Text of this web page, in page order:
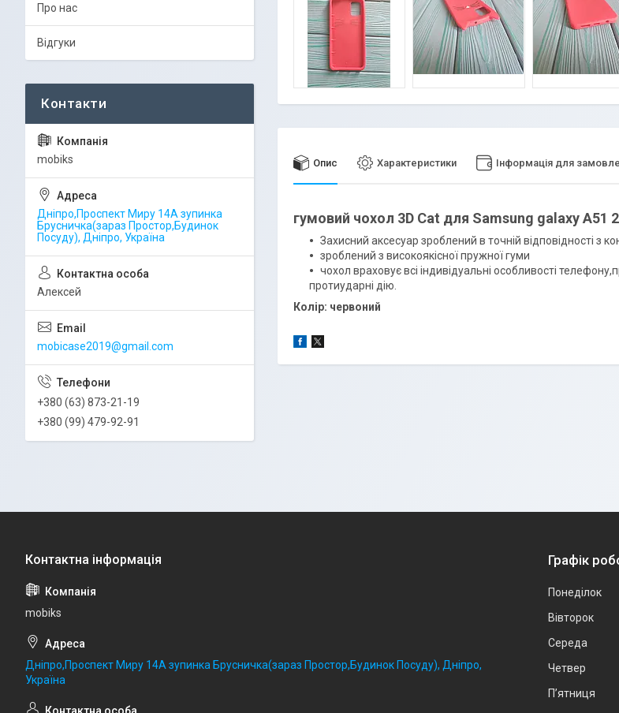
Опис Характеристики Інформація для
гумовий чохол 3D Cat для Samsung galaxy A51
Захисний аксесуар зроблений в точній відповідності з
зроблений з високоякісної пружної гуми
чохол враховує всі індивідуальні особливості
протиударні дію.
Колір: червоний
Про нас
Відгуки
mobiks
Дніпро,Проспект Миру 14А зупинка
Брусничка(зараз Простор,Будинок
Посуду), Дніпро, Україна
Алексей
mobicase2019@gmail.com
+380 (63) 873-21-19
+380 (99) 479-92-91
mobiks
Дніпро,Проспект Миру 14А зупинка Брусничка(зараз Простор,Будинок Посуду), Дніпро,
Україна
Графік
Понеділок
Вівторок
Середа
Четвер
Пʼятниця